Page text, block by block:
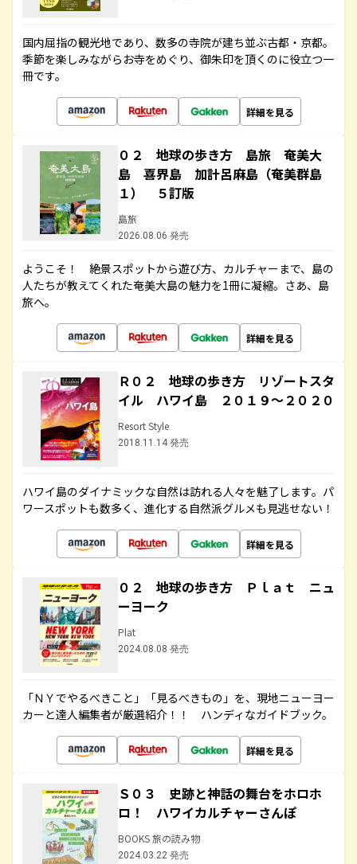
国内屈指の観光地であり、数多の寺院が建ち並ぶ古都・京都。
季節を楽しみながらお寺をめぐり、御朱印を頂くのに役立つ一
冊です。
詳細を見る
０２ 地球の歩き方 島旅 奄美大
島 喜界島 加計呂麻島（奄美群島
１） ５訂版
島旅
2026.08.06 発売
ようこそ！ 絶景スポットから遊び方、カルチャーまで、島の
人たちが教えてくれた奄美大島の魅力を1冊に凝縮。さあ、島
旅へ。
詳細を見る
Ｒ０２ 地球の歩き方 リゾートスタ
イル ハワイ島 ２０１９～２０２０
Resort Style
2018.11.14 発売
ハワイ島のダイナミックな自然は訪れる人々を魅了します。パ
ワースポットも数多く、進化する自然派グルメも見逃せない！
詳細を見る
０２ 地球の歩き方 Ｐｌａｔ ニュ
ーヨーク
Plat
2024.08.08 発売
「ＮＹでやるべきこと」「見るべきもの」を、現地ニューヨー
カーと達人編集者が厳選紹介！！ ハンディなガイドブック。
詳細を見る
Ｓ０３ 史跡と神話の舞台をホロホ
ロ！ ハワイカルチャーさんぽ
BOOKS 旅の読み物
2024.03.22 発売